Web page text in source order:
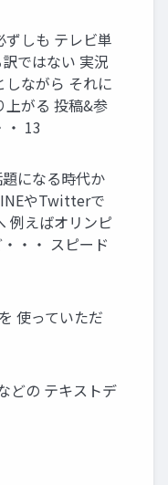
ずしも テレビ単
ではない 実況
ながら それに
上がる 投稿&参
・ 13
になる時代か
やTwitterで
例えばオリンピ
・・ スピード
使っていただ
どの テキストデ